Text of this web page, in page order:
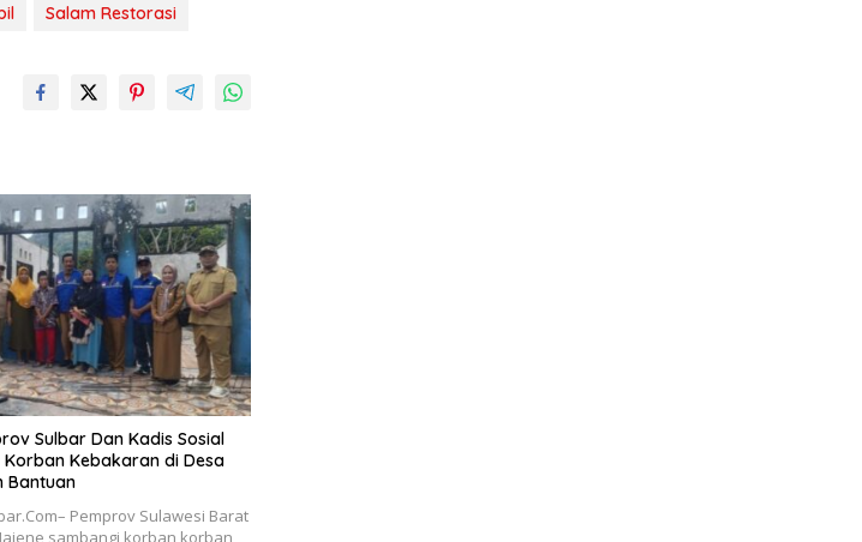
Salam Restorasi
Sulbar Dan Kadis Sosial
Kebakaran di Desa
Bantuan
Pemprov Sulawesi Barat